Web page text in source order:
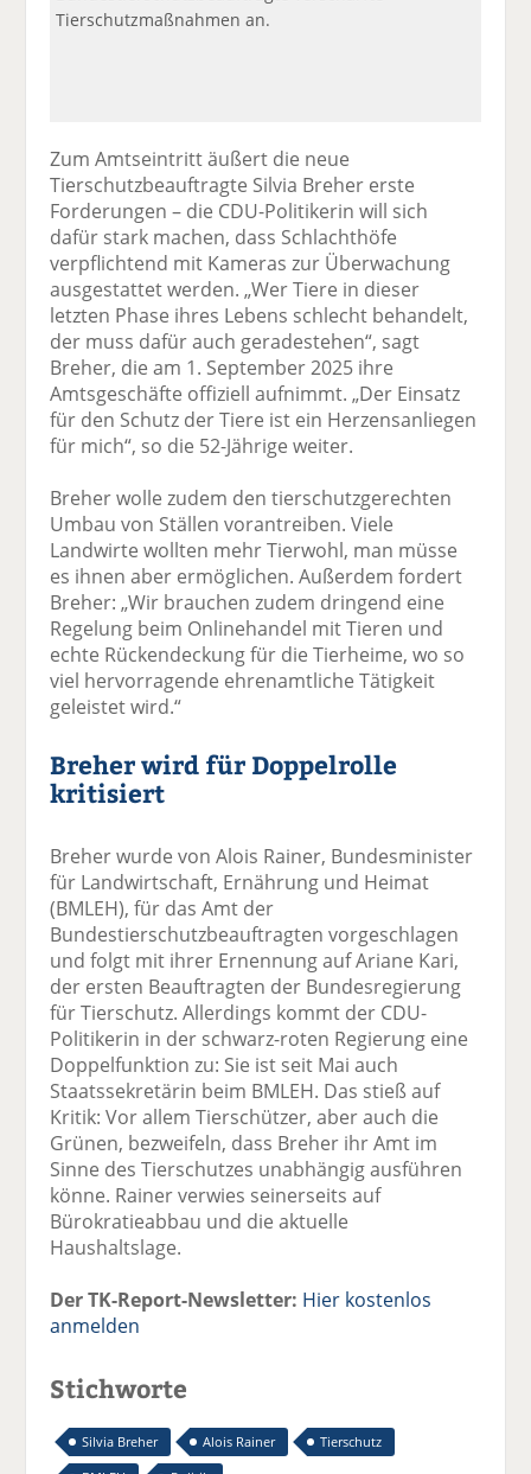
Tierschutzmaßnahmen an.
Zum Amtseintritt äußert die neue
Tierschutzbeauftragte Silvia Breher erste
Forderungen – die CDU-Politikerin will sich
dafür stark machen, dass Schlachthöfe
verpflichtend mit Kameras zur Überwachung
ausgestattet werden. „Wer Tiere in dieser
letzten Phase ihres Lebens schlecht behandelt,
der muss dafür auch geradestehen“, sagt
Breher, die am 1. September 2025 ihre
Amtsgeschäfte offiziell aufnimmt. „Der Einsatz
für den Schutz der Tiere ist ein Herzensanliegen
für mich“, so die 52-Jährige weiter.
Breher wolle zudem den tierschutzgerechten
Umbau von Ställen vorantreiben. Viele
Landwirte wollten mehr Tierwohl, man müsse
es ihnen aber ermöglichen. Außerdem fordert
Breher: „Wir brauchen zudem dringend eine
Regelung beim Onlinehandel mit Tieren und
echte Rückendeckung für die Tierheime, wo so
viel hervorragende ehrenamtliche Tätigkeit
geleistet wird.“
Breher wird für Doppelrolle
kritisiert
Breher wurde von Alois Rainer, Bundesminister
für Landwirtschaft, Ernährung und Heimat
(BMLEH), für das Amt der
Bundestierschutzbeauftragten vorgeschlagen
und folgt mit ihrer Ernennung auf Ariane Kari,
der ersten Beauftragten der Bundesregierung
für Tierschutz. Allerdings kommt der CDU-
Politikerin in der schwarz-roten Regierung eine
Doppelfunktion zu: Sie ist seit Mai auch
Staatssekretärin beim BMLEH. Das stieß auf
Kritik: Vor allem Tierschützer, aber auch die
Grünen, bezweifeln, dass Breher ihr Amt im
Sinne des Tierschutzes unabhängig ausführen
könne. Rainer verwies seinerseits auf
Bürokratieabbau und die aktuelle
Haushaltslage.
Der TK-Report-Newsletter: Hier kostenlos
anmelden
Stichworte
Silvia Breher Alois Rainer
Tierschutz